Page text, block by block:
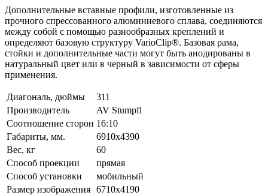
Дополнительные вставные профили, изготовленные из
прочного спрессованного алюминиевого сплава, соединяются
между собой с помощью разнообразных креплений и
определяют базовую структуру VarioClip®. Базовая рама,
стойки и дополнительные части могут быть анодированы в
натуральный цвет или в черный в зависимости от сферы
применения.
Диагональ, дюймы
311
Производитель
AV Stumpfl
Соотношение сторон 16:10
Габариты, мм.
6910x4390
Вес, кг
60
Способ проекции
прямая
Способ установки
мобильный
Размер изображения 6710x4190